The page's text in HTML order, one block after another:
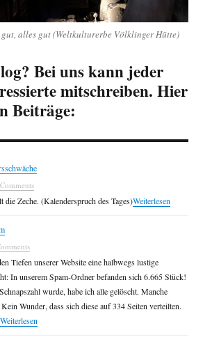
gut, alles gut (Weltkulturerbe Völklinger Hütte)
Bei uns kann jeder
mitschreiben. Hier
Beiträge:
die Zeche. (Kalenderspruch des Tages)Weiterlesen
Tiefen unserer Website eine halbwegs lustige
In unserem Spam-Ordner befanden sich 6.665 Stück!
wurde, habe ich alle gelöscht. Manche
Wunder, dass sich diese auf 334 Seiten verteilten.
Weiterlesen